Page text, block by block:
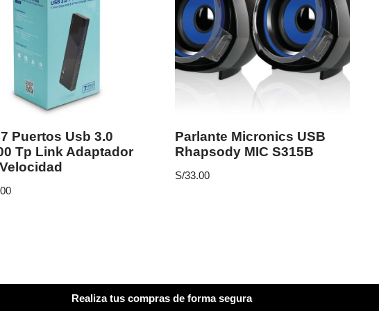
Puertos Usb 3.0
Tp Link Adaptador
Parlante Micronics USB
Rhapsody MIC S315B
S/33.00
Realiza tus compras de forma segura